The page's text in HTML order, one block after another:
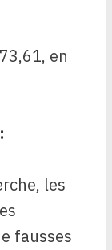
en
les
fausses